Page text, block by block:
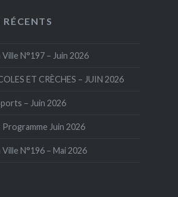
N°197 – Juin 2026
ET CRÈCHES – JUIN 2026
– Juin 2026
Programme Juin 2026
N°196 – Mai 2026